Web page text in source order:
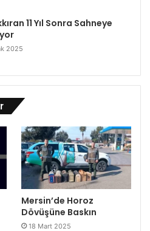
11 Yıl Sonra Sahneye
2025
Mersin’de Horoz
Dövüşüne Baskın
18 Mart 2025